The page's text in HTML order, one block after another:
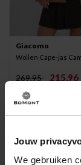
Jouw
We gebruiken
Giacomo
Wollen Cape-jas
269,95 215,96